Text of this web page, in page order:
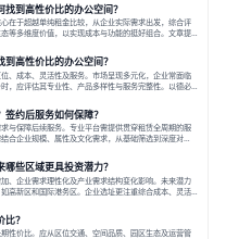
到高性价比的办公空间？
在于超越单纯租金比较，从企业实际需求出发，综合评
等多维度价值，以实现成本与功能的挺好组合。文章提
配套以提升性价比，并通过不同规模企业的实际案例加
环境、社群活动与产业集聚等增值服务，是很大化空间
高性价比的办公空间？
、成本、灵活性及服务。市场呈现多元化，企业常面临
，应评估其专业性、产品多样性与服务完整性。以德必
色园区、灵活产品和丰富配套，满足不同企业需求。企
发展、提升竞争力的办公空间。在上海寻找合适的办公
约后服务如何保障？
与保障后续服务。专业平台需提供贯穿租赁全周期的服
合企业规模、属性及文化需求，从基础筛选到深度对
专业物业的全周期保障体系。德必集团通过标准化服务
企业提供稳定支持，体现了从信息撮合到深度服务的能
些区域更具投资潜力？
、企业需求理性化及产业需求结构变化影响。未来潜力
高新区和国际港务区。企业选址更注重综合成本、灵活
间。专业运营方通过空间优化与社群服务，助力企业成
年来，西安写字楼市场呈现出租金持续调整的态势，这
？
性价比。应从区位交通、空间品质、园区生态及运营管